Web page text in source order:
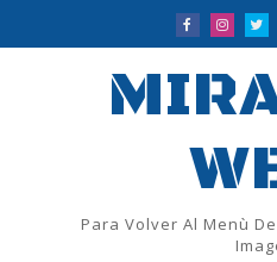
Para Volver Al Menù